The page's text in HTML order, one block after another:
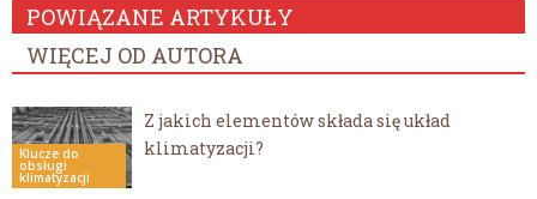
POWIĄZANE ARTYKUŁY
WIĘCEJ OD AUTORA
Klucze do
obsługi
klimatyzacji
Z jakich elementów składa się układ
klimatyzacji?